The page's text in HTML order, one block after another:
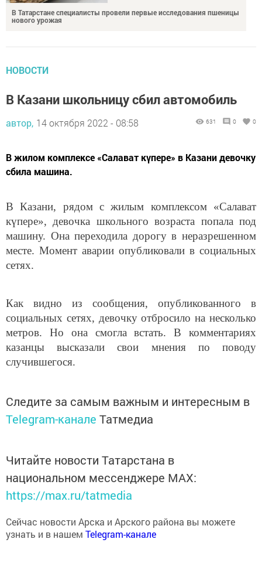
В Татарстане специалисты провели первые исследования пшеницы
нового урожая
НОВОСТИ
В Казани школьницу сбил автомобиль
автор, 14 октября 2022 - 08:58 631 0 0
В жилом комплексе «Салават күпере» в Казани девочку
сбила машина.
В Казани, рядом с жилым комплексом «Салават
күпере», девочка школьного возраста попала под
машину. Она переходила дорогу в неразрешенном
месте. Момент аварии опубликовали в социальных
сетях.
Как видно из сообщения, опубликованного в
социальных сетях, девочку отбросило на несколько
метров. Но она смогла встать. В комментариях
казанцы высказали свои мнения по поводу
случившегося.
Следите за самым важным и интересным в
Telegram-канале Татмедиа
Читайте новости Татарстана в
национальном мессенджере MАХ:
https://max.ru/tatmedia
Сейчас новости Арска и Арского района вы можете
узнать и в нашем Telegram-канале